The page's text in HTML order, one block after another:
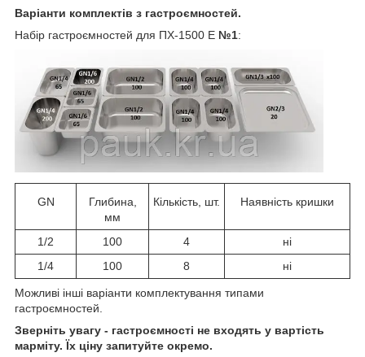
Варіанти комплектів з гастроємностей.
Набір гастроємностей для ПХ-1500 Е №1:
GN
Глибина,
мм
Кількість, шт. Наявність кришки
1/2 100 4
ні
1/4
100 8 ні
Можливі інші варіанти комплектування типами
гастроємностей.
Зверніть увагу - гастроємності не входять у вартість
марміту. Їх ціну запитуйте окремо.